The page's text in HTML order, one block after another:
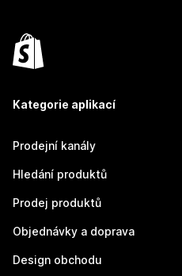
Kategorie aplikací
Prodejní kanály
Hledání produktů
Prodej produktů
Objednávky a doprava
Design obchodu